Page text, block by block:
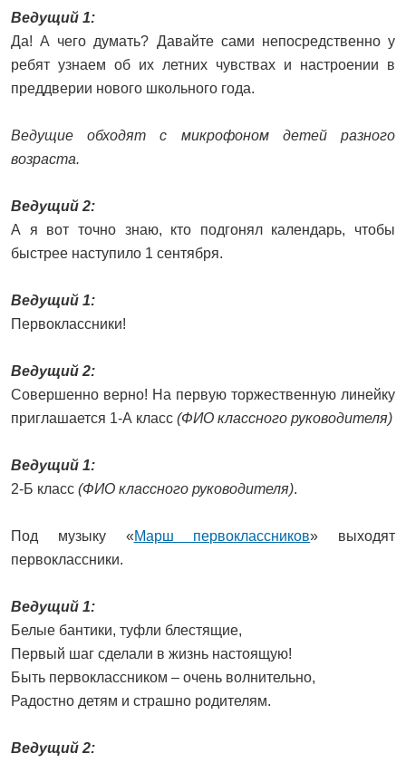
Ведущий 1:
Да! А чего думать? Давайте сами непосредственно у
ребят узнаем об их летних чувствах и настроении в
преддверии нового школьного года.
Ведущие обходят с микрофоном детей разного
возраста.
Ведущий 2:
А я вот точно знаю, кто подгонял календарь, чтобы
быстрее наступило 1 сентября.
Ведущий 1:
Первоклассники!
Ведущий 2:
Совершенно верно! На первую торжественную линейку
приглашается 1-А класс (ФИО классного руководителя)
Ведущий 1:
2-Б класс (ФИО классного руководителя).
Под музыку «Марш первоклассников» выходят
первоклассники.
Ведущий 1:
Белые бантики, туфли блестящие,
Первый шаг сделали в жизнь настоящую!
Быть первоклассником – очень волнительно,
Радостно детям и страшно родителям.
Ведущий 2: